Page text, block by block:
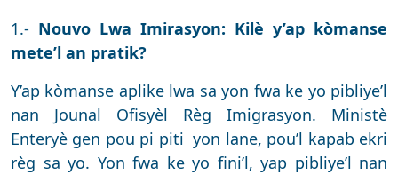
1.- Nouvo Lwa Imirasyon: Kilè y’ap kòmanse
mete’l an pratik?
Y’ap kòmanse aplike lwa sa yon fwa ke yo pibliye’l
nan Jounal Ofisyèl Règ Imigrasyon. Ministè
Enteryè gen pou pi piti yon lane, pou’l kapab ekri
règ sa yo. Yon fwa ke yo fini’l, yap pibliye’l nan